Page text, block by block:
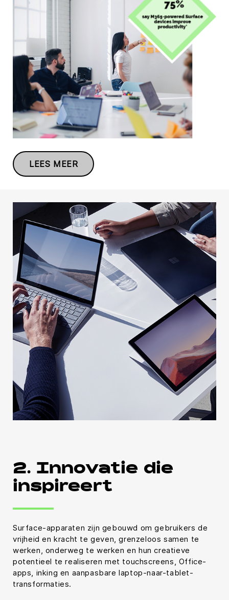
LEES MEER
2. Innovatie die
inspireert
Surface-apparaten zijn gebouwd om gebruikers de
vrijheid en kracht te geven, grenzeloos samen te
werken, onderweg te werken en hun creatieve
potentieel te realiseren met touchscreens, Office-
apps, inking en aanpasbare laptop-naar-tablet-
transformaties.